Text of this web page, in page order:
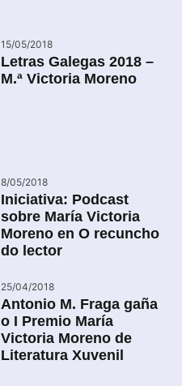
15/05/2018
Letras Galegas 2018 –
M.ª Victoria Moreno
8/05/2018
Iniciativa: Podcast
sobre María Victoria
Moreno en O recuncho
do lector
25/04/2018
Antonio M. Fraga gaña
o I Premio María
Victoria Moreno de
Literatura Xuvenil